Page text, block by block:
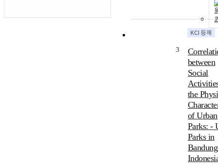
3
between
Social
the
of Urban
Parks: -
Parks in